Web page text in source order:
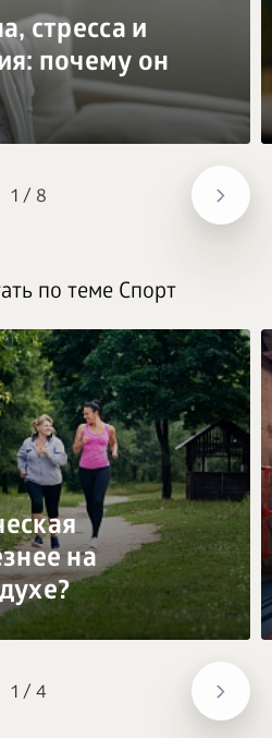
1 / 8
стресса и
почему он
1 / 4
по теме Спорт
на